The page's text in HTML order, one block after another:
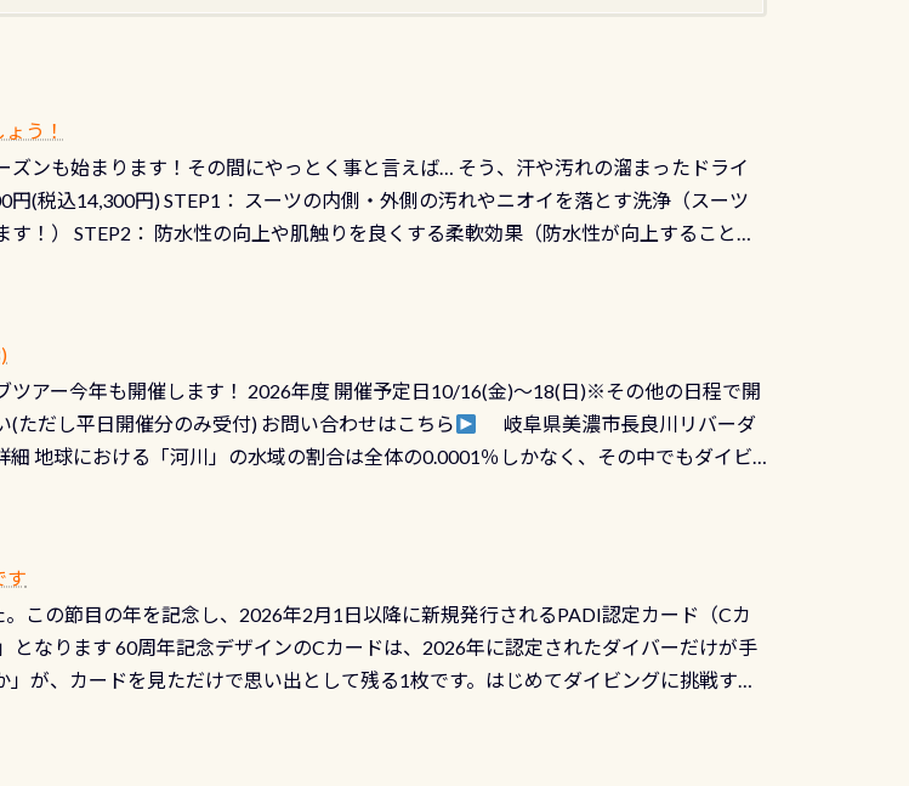
う！
ンも始まります！その間にやっとく事と言えば… そう、汗や汚れの溜まったドライ
(税込14,300円) STEP1： スーツの内側・外側の汚れやニオイを落とす洗浄（スーツ
！） STEP2： 防水性の向上や肌触りを良くする柔軟効果（防水性が向上することで
ら水漏れする…ってのは避けましょう！実際水につけて水検査して調べます ●給気バ
イスーツクリーニングの際に行うのですが、空気を送り込む「給気バルブ」のオーバ
気ボタンの点検と一緒な訳ですから、ボタンが潮噛みしてドライスーツに空気が入り
り点検しましょう！まだした事がない方はこれを機会に是非やってください！！ ●
5,500円掛かります そこで下記のキャンペーンを利用してみてはどうでしょうか？
バーホールを出して頂いた方は、上記の水検査料5,500円がなんと無料になります！
と思ってる方は、セットでこの水検査も出しましょう！そし続きを読む
ツアー今年も開催します！ 2026年度 開催予定日10/16(金)～18(日)※その他の日程で開
ただし平日開催分のみ受付) お問い合わせはこちら
岐阜県美濃市長良川リバーダ
地球における「河川」の水域の割合は全体の0.0001％しかなく、その中でもダイビ
長良川ってどんな川？ 長良川は日本三大清流(四万十川、柿田川)の１つに数えられ
こと）で岐阜県の郡上市に始まり、美濃を経て伊勢湾に流れます1985年には環境省
水浴場88選」に全国で唯一河川で選ばれた清流です川にしては珍しく、水深が深い
しむことが出来ます 川原からのエントリーエキジットは正に大自然の中でのダイビ
す
この節目の年を記念し、2026年2月1日以降に新規発行されるPADI認定カード（Cカ
となります 60周年記念デザインのCカードは、2026年に認定されたダイバーだけが手
が、カードを見ただけで思い出として残る1枚です。はじめてダイビングに挑戦する